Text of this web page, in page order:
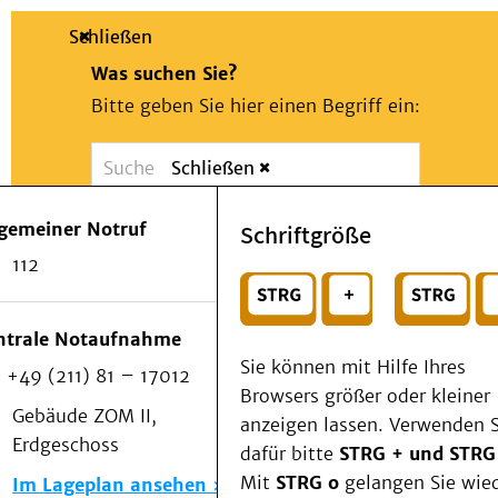
Suche
Schließen
Was suchen Sie?
Bitte geben Sie hier einen Begriff ein:
Suchen
Wählen Sie ein Thema für Ihren
Notfall
Schließen
Notruf
112
Notaufnahme
+49 (211) 81 – 17012
Gebäude ZOM II,
Erdgeschoss
Im Lageplan ansehen
Schriftgröße
Sie können mit Hilfe Ihres
Browsers größer oder kleiner
anzeigen lassen. Verwenden
dafür bitte STRG + und
Mit STRG o gelangen Sie
Patienten & Besucher
Als Patient am UKD
Beratung und Unterstützung
Veranstaltungen
Kommunikation im Medizinwesen (KIM)
Notfall
Forschung & Lehre
Medizinische Fakultät